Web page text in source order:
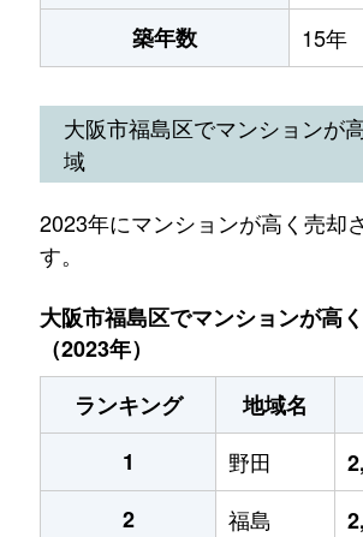
築年数 15年
大阪市福島区でマンションが
域
2023年にマンションが高く売却
す。
大阪市福島区でマンションが高
（2023年）
ランキング
地域名
1
野田
2
福島